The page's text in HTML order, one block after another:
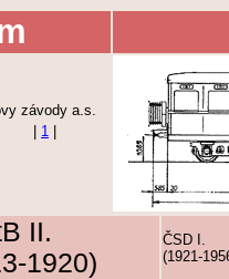
závody a.s.
1
II.
1920)
ČSD I.
(1921-